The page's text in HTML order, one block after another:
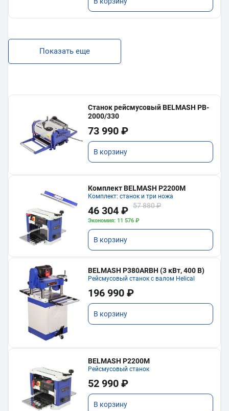
Показать еще
Станок рейсмусовый BELMASH PB-
2000/330
73 990 ₽
В корзину
Комплект BELMASH P2200M
Комплект: станок и три ножа
46 304 ₽ 57 880 ₽
Экономия: 11 576 ₽
В корзину
BELMASH P380ARBH (3 кВт, 400 В)
Рейсмусовый станок с валом Helical
196 990 ₽
В корзину
BELMASH P2200M
Рейсмусовый станок
52 990 ₽
В корзину